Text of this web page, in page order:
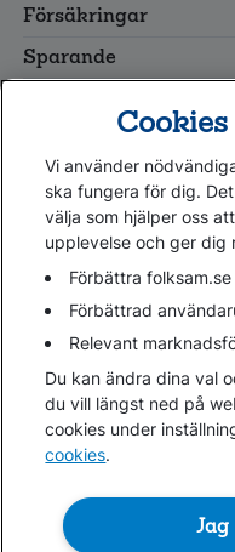
grupp
Leverantörswebb
Försäkringar
Sparande
Kundservice
Hjälp
Webbkarta
Cookies
Hantera cookies
Personuppgifter GDPR
Om penningtvättslagen
Lättläst
Vi använder
ska fungera för dig.
välja som hjälper oss
upplevelse och ger dig
Förbättra folksam.se
Förbättrad
Relevant
Du kan ändra dina val
du vill längst ned på
cookies under
cookies.